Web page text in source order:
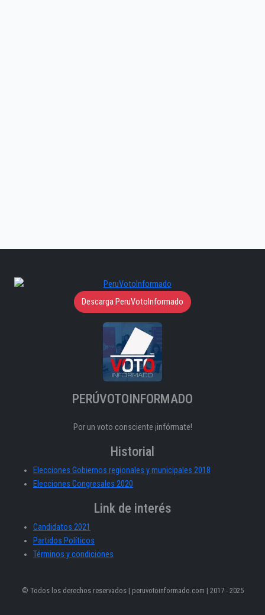
Descarga PeruVotoInformado
PERÚVOTOINFORMADO
Por un voto consciente ¡infórmate!
Historial
Elecciones Gobiernos regionales y municipales 2018
Elecciones Congresales 2020
Link de interés
Candidatos 2021
Partidos Políticos
Términos y condiciones
© Todos los derechos reservados | peruvotoinformado.com | 2017 - 2025